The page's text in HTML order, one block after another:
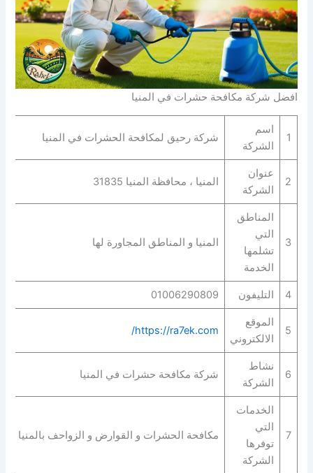
افضل شركة مكافحة حشرات في المنيا
1
اسم
الشركة
شركة رحيق لمكافحة الحشرات في المنيا
2
عنوان
الشركة
المنيا ، محافظة المنيا 31835
3
المناطق
التي
تشلمها
الخدمة
المنيا و المناطق المجاورة لها
4 التليفون 01006290809
5
الموقع
الالكتروني
https://ra7ek.com/
6
نشاط
الشركة
شركة مكافحة حشرات في المنيا
7
الخدمات
التي
توفرها
الشركة
مكافحة الحشرات و القوارض و الزواحف بالمنيا